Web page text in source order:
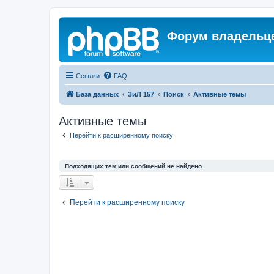
Форум
Ссылки FAQ
База данных ЗиЛ 157 Поиск Активные темы
Активные темы
Перейти к расширенному поиску
Подходящих тем или сообщений не найдено.
Перейти к расширенному поиску